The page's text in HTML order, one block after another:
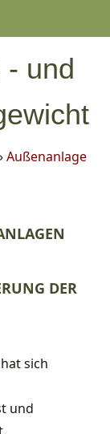
- und
Außenanlage
DER
sich
und